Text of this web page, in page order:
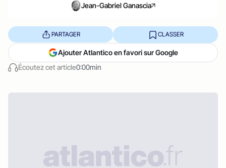
Jean-Gabriel Ganascia
Écoutez cet article0:00min
PARTAGER CLASSER
Ajouter Atlantico en favori sur Google